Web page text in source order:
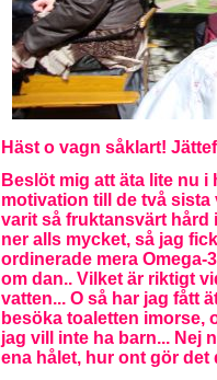
Häst o vagn såklart!
Beslöt mig att äta lite nu i
motivation till de två
varit så fruktansvärt hård
ner alls mycket, så jag
ordinerade mera Omega-
om dan.. Vilket är riktigt
vatten... O så har jag fått
besöka toaletten imorse,
jag vill inte ha barn... Nej
ena hålet, hur ont gör det